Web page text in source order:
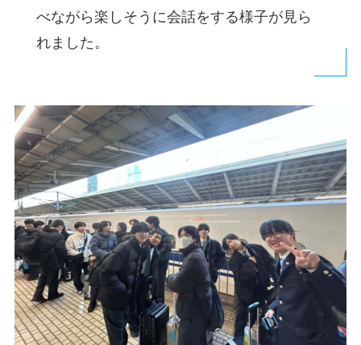
べながら楽しそうに会話をする様子が見ら
れました。